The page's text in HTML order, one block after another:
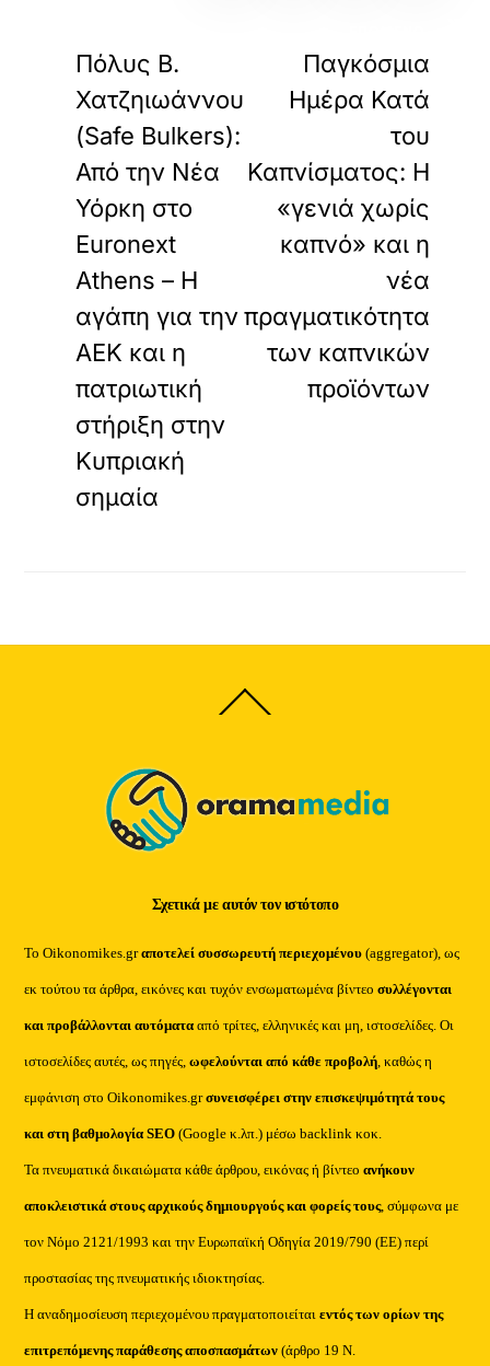
Πόλυς Β.
Χατζηιωάννου
(Safe Bulkers):
Από την Νέα
Υόρκη στο
Euronext
Athens – Η
αγάπη για την
ΑΕΚ και η
πατριωτική
στήριξη στην
Κυπριακή
σημαία
Παγκόσμια
Ημέρα Κατά
του
Καπνίσματος: Η
«γενιά χωρίς
καπνό» και η
νέα
πραγματικότητα
των καπνικών
προϊόντων
Back
To
Σχετικά με αυτόν τον ιστότοπο
Το Oikonomikes.grαποτελεί συσσωρευτή περιεχομένου (aggregator), ως
εκ τούτου τα άρθρα, εικόνες και τυχόν ενσωματωμένα βίντεοσυλλέγονται
και προβάλλονται αυτόματααπό τρίτες, ελληνικές και μη, ιστοσελίδες. Οι
ιστοσελίδες αυτές, ως πηγές,ωφελούνται από κάθε προβολή, καθώς η
εμφάνιση στο Oikonomikes.grσυνεισφέρει στην επισκεψιμότητά τους
και στη βαθμολογία SEO (Google κ.λπ.) μέσω backlink κοκ.
Τα πνευματικά δικαιώματα κάθε άρθρου, εικόνας ή βίντεοανήκουν
αποκλειστικά στους αρχικούς δημιουργούς και φορείς τους, σύμφωνα με
τον Νόμο 2121/1993 και την Ευρωπαϊκή Οδηγία 2019/790 (ΕΕ) περί
προστασίας της πνευματικής ιδιοκτησίας.
Η αναδημοσίευση περιεχομένου πραγματοποιείταιεντός των ορίων της
επιτρεπόμενης παράθεσης αποσπασμάτων (άρθρο 19 Ν.